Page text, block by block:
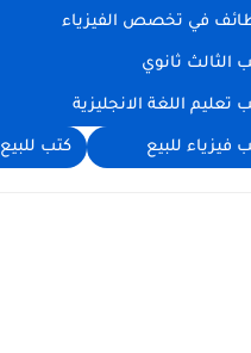
في تخصص الفيزياء
الثالث ثانوي
تعليم اللغة الانجليزية
فيزياء للبيع كتب للبيع